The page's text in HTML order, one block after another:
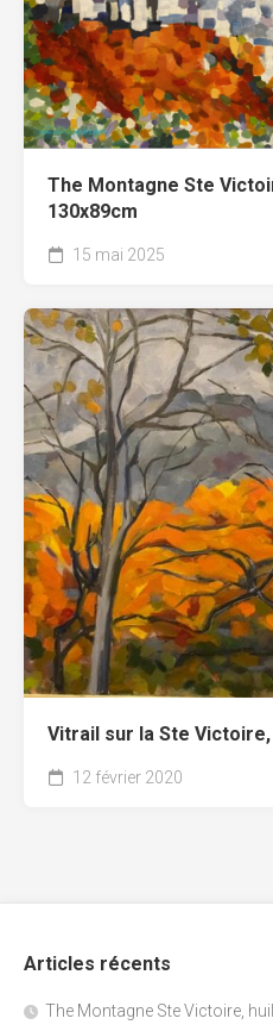
The Montagne Ste
130x89cm
15 mai 2025
Vitrail sur la Ste
12 février 2020
Articles récents
The Montagne Ste Victoire,